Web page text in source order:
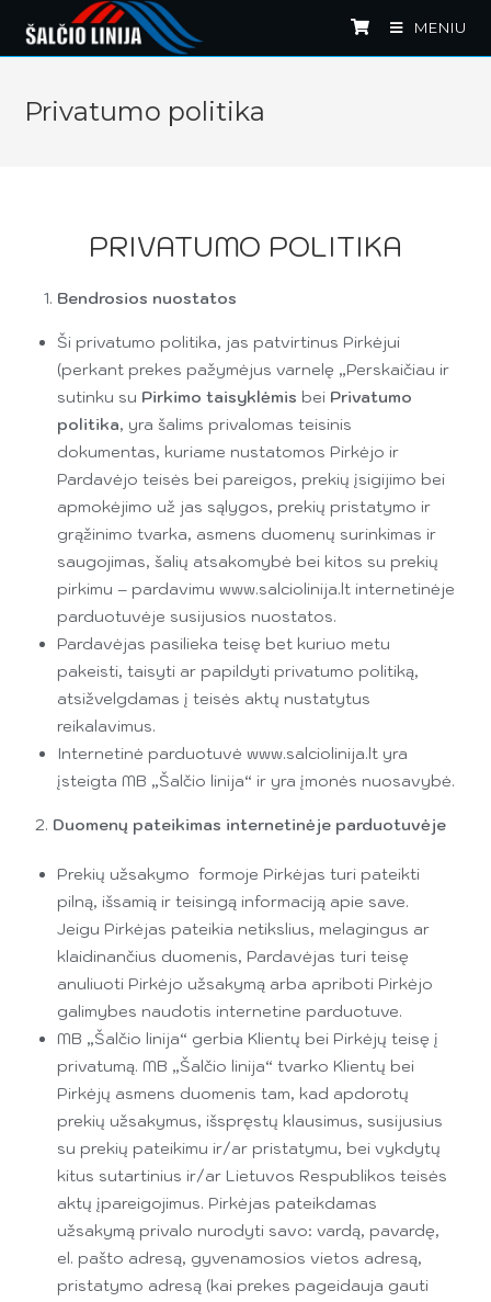
MENIU
Privatumo politika
PRIVATUMO POLITIKA
Bendrosios nuostatos
Ši privatumo politika, jas patvirtinus Pirkėjui
(perkant prekes pažymėjus varnelę „Perskaičiau ir
sutinku su Pirkimo taisyklėmis bei Privatumo
politika, yra šalims privalomas teisinis
dokumentas, kuriame nustatomos Pirkėjo ir
Pardavėjo teisės bei pareigos, prekių įsigijimo bei
apmokėjimo už jas sąlygos, prekių pristatymo ir
grąžinimo tvarka, asmens duomenų surinkimas ir
saugojimas, šalių atsakomybė bei kitos su prekių
pirkimu – pardavimu www.salciolinija.lt internetinėje
parduotuvėje susijusios nuostatos.
Pardavėjas pasilieka teisę bet kuriuo metu
pakeisti, taisyti ar papildyti privatumo politiką,
atsižvelgdamas į teisės aktų nustatytus
reikalavimus.
Internetinė parduotuvė www.salciolinija.lt yra
įsteigta MB „Šalčio linija“ ir yra įmonės nuosavybė.
2. Duomenų pateikimas internetinėje parduotuvėje
Prekių užsakymo formoje Pirkėjas turi pateikti
pilną, išsamią ir teisingą informaciją apie save.
Jeigu Pirkėjas pateikia netikslius, melagingus ar
klaidinančius duomenis, Pardavėjas turi teisę
anuliuoti Pirkėjo užsakymą arba apriboti Pirkėjo
galimybes naudotis internetine parduotuve.
MB „Šalčio linija“ gerbia Klientų bei Pirkėjų teisę į
privatumą. MB „Šalčio linija“ tvarko Klientų bei
Pirkėjų asmens duomenis tam, kad apdorotų
prekių užsakymus, išspręstų klausimus, susijusius
su prekių pateikimu ir/ar pristatymu, bei vykdytų
kitus sutartinius ir/ar Lietuvos Respublikos teisės
aktų įpareigojimus. Pirkėjas pateikdamas
užsakymą privalo nurodyti savo: vardą, pavardę,
el. pašto adresą, gyvenamosios vietos adresą,
pristatymo adresą (kai prekes pageidauja gauti